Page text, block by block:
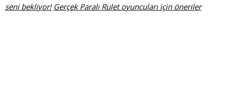
seni bekliyor! Gerçek Paralı Rulet oyuncuları için öneriler